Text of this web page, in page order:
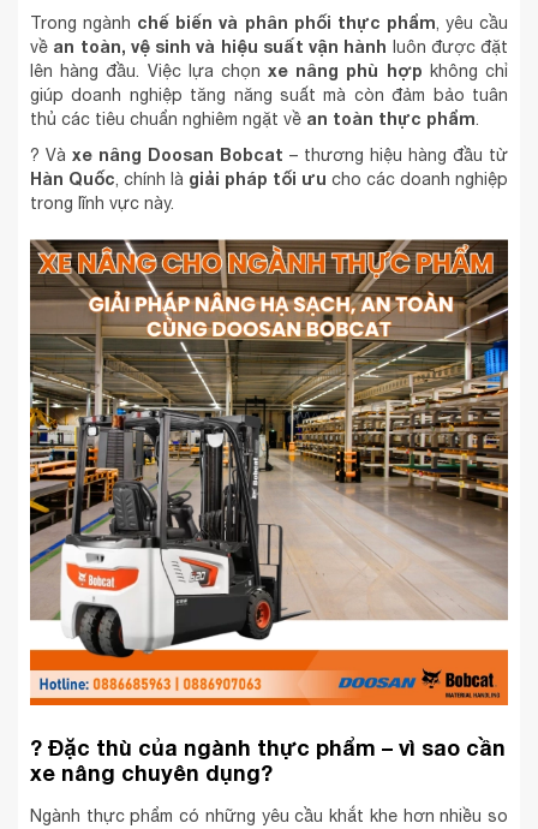
Trong ngành chế biến và phân phối thực phẩm , yêu cầu
về an toàn, vệ sinh và hiệu suất vận hành luôn được đặt
lên hàng đầu. Việc lựa chọnxe nâng phù hợp không chỉ
giúp doanh nghiệp tăng năng suất mà còn đảm bảo tuân
thủ các tiêu chuẩn nghiêm ngặt về an toàn thực phẩm
? Và xe nâng Doosan Bobcat – thương hiệu hàng đầu từ
Hàn Quốc , chính là giải pháp tối ưu cho các doanh nghiệp
trong lĩnh vực này.
? Đặc thù của ngành thực phẩm – vì sao cần
xe nâng chuyên dụng?
Ngành thực phẩm có những yêu cầu khắt khe hơn nhiều so